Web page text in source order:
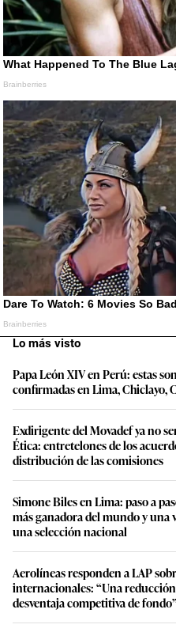
Lo más visto
Papa León XIV en Perú: estas
confirmadas en Lima, Chiclayo,
Exdirigente del Movadef ya no
Ética: entretelones de los
distribución de las comisiones
Simone Biles en Lima: paso a
más ganadora del mundo y una
una selección nacional
Aerolíneas responden a LAP
internacionales: “Una
desventaja competitiva de